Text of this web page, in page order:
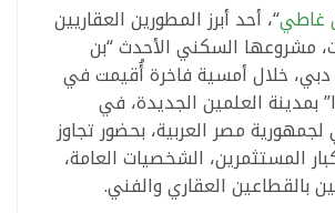
غاطي“، أحد أبرز المطورين العقاريين
مشروعها السكني الأحدث “بن
خلال أمسية فاخرة أُقيمت في
بمدينة العلمين الجديدة، في
مصر العربية، بحضور تجاوز
كبار المستثمرين، الشخصيات العامة،
بالقطاعين العقاري والفني.